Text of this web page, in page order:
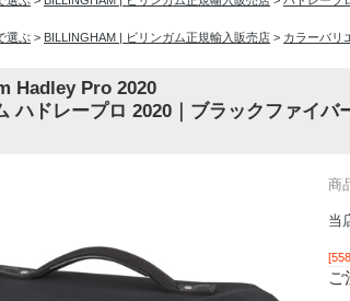
選ぶ > BILLINGHAM | ビリンガム正規輸入販売店 > カラーバリ
Hadley Pro 2020
ハドレープロ 2020｜ブラックファイ
商
当
ご